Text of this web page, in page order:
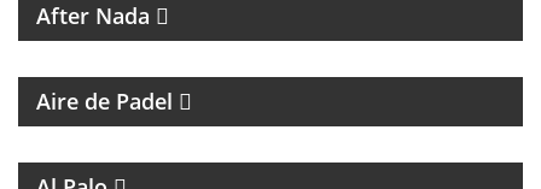
After Nada
Aire de Padel